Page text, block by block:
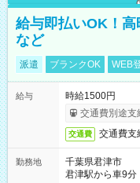
給与即払いOK！
など
派遣 ブランクOK WEB
給与
時給1500円
交通費別途支
交通費 交通費支
勤務地
千葉県君津市
君津駅から車9分